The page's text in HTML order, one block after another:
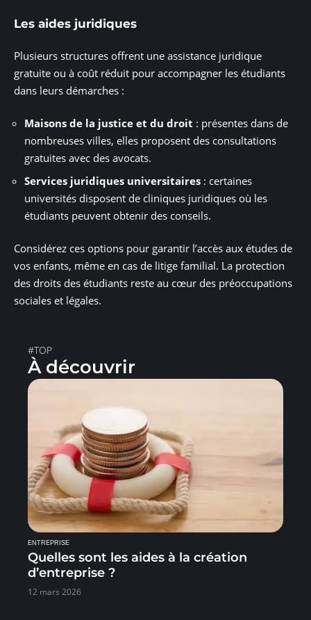
Les aides juridiques
Plusieurs structures offrent une assistance juridique
gratuite ou à coût réduit pour accompagner les étudiants
dans leurs démarches :
Maisons de la justice et du droit : présentes dans de
nombreuses villes, elles proposent des consultations
gratuites avec des avocats.
Services juridiques universitaires : certaines
universités disposent de cliniques juridiques où les
étudiants peuvent obtenir des conseils.
Considérez ces options pour garantir l’accès aux études de
vos enfants, même en cas de litige familial. La protection
des droits des étudiants reste au cœur des préoccupations
sociales et légales.
#TOP
À découvrir
ENTREPRISE
Quelles sont les aides à la création
d’entreprise ?
12 mars 2026